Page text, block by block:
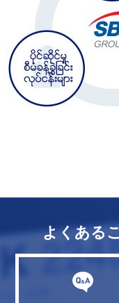
よくある